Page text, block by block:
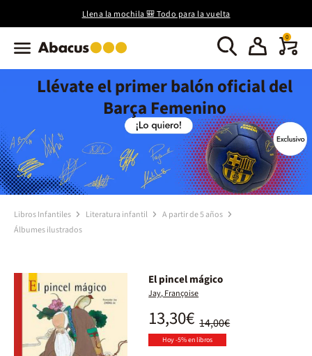
Llena la mochila 🎒 Todo para la vuelta
0
Llévate el primer balón oficial del
Barça Femenino
Libros Infantiles Literatura infantil
A partir de 5 años
Álbumes ilustrados
El pincel mágico
Jay, Françoise
14,00€
13,30€
Hoy -5% en libros